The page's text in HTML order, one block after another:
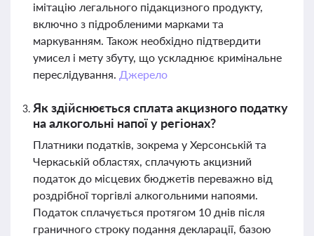
імітацію легального підакцизного продукту,
включно з підробленими марками та
маркуванням. Також необхідно підтвердити
умисел і мету збуту, що ускладнює кримінальне
переслідування. Джерело
Як здійснюється сплата акцизного податку
на алкогольні напої у регіонах?
Платники податків, зокрема у Херсонській та
Черкаській областях, сплачують акцизний
податок до місцевих бюджетів переважно від
роздрібної торгівлі алкогольними напоями.
Податок сплачується протягом 10 днів після
граничного строку подання декларації, базою